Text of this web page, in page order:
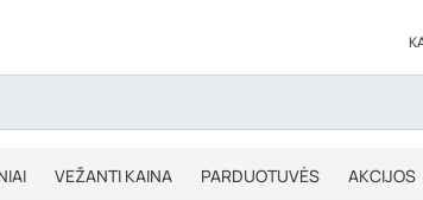
VEŽANTI KAINA PARDUOTUVĖS AKCIJOS